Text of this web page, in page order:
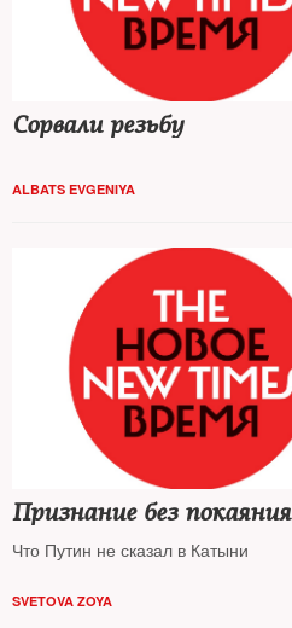
Сорвали резьбу
ALBATS EVGENIYA
Признание без покаяния
Что Путин не сказал в Катыни
SVETOVA ZOYA